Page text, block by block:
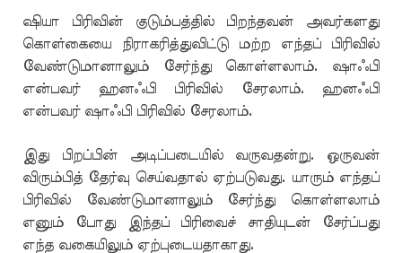
ஷியா பிரிவின் குடும்பத்தில் பிறந்தவன் அவர்களது
கொள்கையை நிராகரித்துவிட்டு மற்ற எந்தப் பிரிவில்
வேண்டுமானாலும் சேர்ந்து கொள்ளலாம். ஷாஃபி
என்பவர் ஹனஃபி பிரிவில் சேரலாம். ஹனஃபி
என்பவர் ஷாஃபி பிரிவில் சேரலாம்.
இது பிறப்பின் அடிப்படையில் வருவதன்று. ஒருவன்
விரும்பித் தேர்வு செய்வதால் ஏற்படுவது. யாரும் எந்தப்
பிரிவில் வேண்டுமானாலும் சேர்ந்து கொள்ளலாம்
எனும் போது இந்தப் பிரிவைச் சாதியுடன் சேர்ப்பது
எந்த வகையிலும் ஏற்புடையதாகாது.